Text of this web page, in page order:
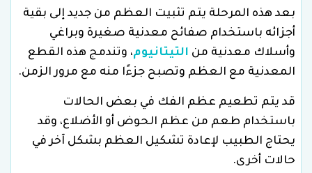
بعد هذه المرحلة يتم تثبيت العظم من جديد إلى بقية
أجزائه باستخدام صفائح معدنية صغيرة وبراغي
وأسلاك معدنية من التيتانيوم، وتندمج هذه القطع
المعدنية مع العظم وتصبح جزءًا منه مع مرور الزمن.
قد يتم تطعيم عظم الفك في بعض الحالات
باستخدام طعم من عظم الحوض أو الأضلاع، وقد
يحتاج الطبيب لإعادة تشكيل العظم بشكل آخر في
حالات أخرى.